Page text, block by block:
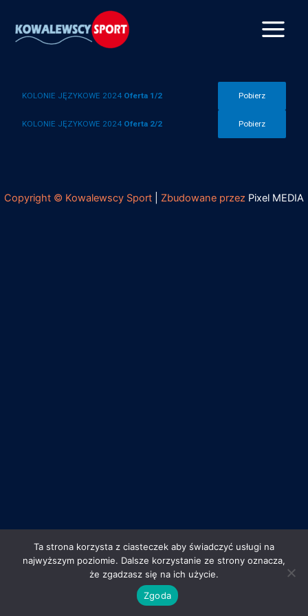
KOLONIE JĘZYKOWE 2024 Oferta 1/2 Pobierz
KOLONIE JĘZYKOWE 2024 Oferta 2/2 Pobierz
Copyright © Kowalewscy Sport Zbudowane przez Pixel MEDIA
Ta strona korzysta z ciasteczek aby świadczyć usługi na
najwyższym poziomie. Dalsze korzystanie ze strony oznacza,
że zgadzasz się na ich użycie.
Zgoda